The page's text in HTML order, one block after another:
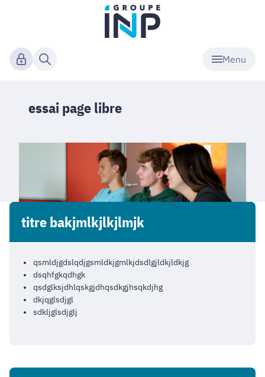
Menu
essai page libre
titre bakjmlkjlkjlmjk
qsmldjgdslqdjgsmldkjgmlkjdsdlgjldkjldkjg
dsqhfgkqdhgk
qsdglksjdhlqskgjdhqsdkgjhsqkdjhg
dkjqglsdjgl
sdkljglsdjglj